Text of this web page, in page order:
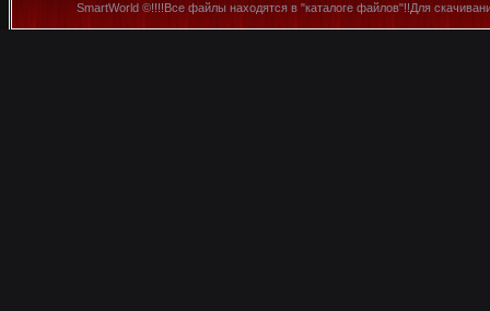
SmartWorld ©!!!!Все файлы находятся в "каталоге файлов"!!Для